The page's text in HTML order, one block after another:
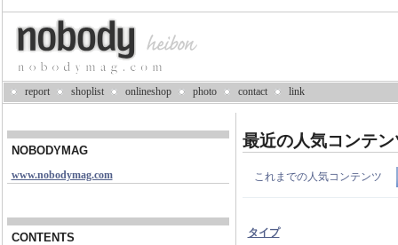
report shoplist onlineshop photo contact link
NOBODYMAG
www.nobodymag.com
CONTENTS
最近の人気コンテン
これまでの人気コンテンツ
タイプ